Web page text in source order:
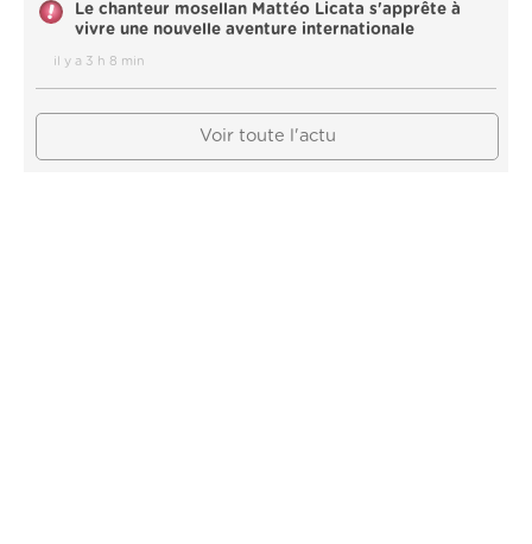
Le chanteur mosellan Mattéo Licata s'apprête à
vivre une nouvelle aventure internationale
il y a 3 h 8 min
Voir toute l'actu